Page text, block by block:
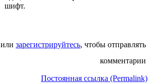
шифт.
или зарегистрируйтесь, чтобы отправлять
комментарии
Постоянная ссылка (Permalink)